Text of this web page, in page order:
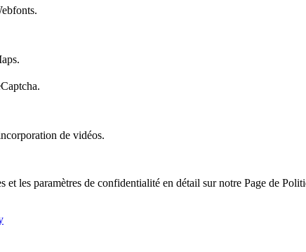
de vidéos.
et les paramètres de confidentialité en détail sur notre Page de